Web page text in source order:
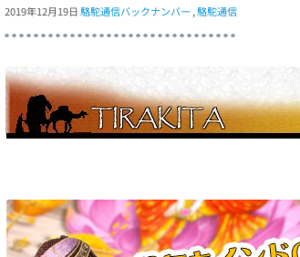
2019年12月19日駱駝通信バックナンバー ,駱駝通信